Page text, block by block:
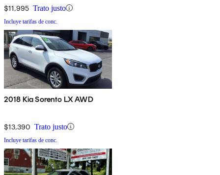
$11,995 Trato justo
Incluye tarifas de conc.
2018 Kia Sorento LX AWD
$13,390 Trato justo
Incluye tarifas de conc.